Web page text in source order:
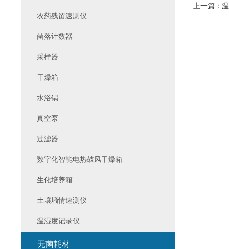
上一篇：
农药残留速测仪
菌落计数器
采样器
干燥箱
水浴锅
真空泵
过滤器
数字化智能电热鼓风干燥箱
生化培养箱
土壤墒情速测仪
温湿度记录仪
无菌耗材